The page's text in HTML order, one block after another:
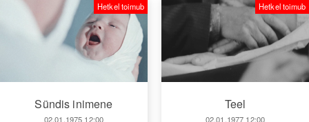
Sündis inimene
02.01.1975 12:00
Hetkel toimub
Teel
02.01.1977 12:00
Hetkel toimub